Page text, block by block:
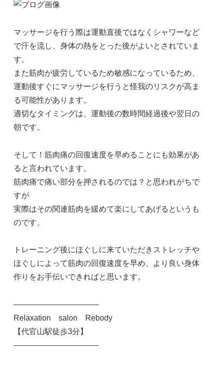
マッサージを行う際は運動直後ではなくシャワーなど
で汗を流し、身体の熱をとった後がよいとされていま
す。
また筋肉が疲労しているため敏感になっているため、
運動後すぐにマッサージを行うと怪我のリスクが高ま
る可能性があります。
適切なタイミングは、運動後の数時間経過後や翌日の
朝です。
そして！筋肉痛の回復速度を早めることにも効果があ
ると言われています。
筋肉痛で痛い部分を押されるのでは？と思われがちで
すが
実際はその関連筋肉を緩めて楽にしてあげるというも
のです。
トレーニング後にほぐしに来ていただきストレッチや
ほぐしによって筋肉の回復速度を早め、より良い身体
作りをお手伝いできればと思います。
———————————
Relaxation salon Rebody
【代官山駅徒歩3分】
———————————